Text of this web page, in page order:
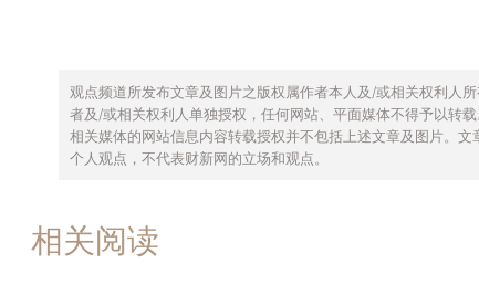
观点频道所发布文章及图片之版权属作者本人及/或相关权利人
者及/或相关权利人单独授权，任何网站、平面媒体不得予以转
相关媒体的网站信息内容转载授权并不包括上述文章及图片。文
个人观点，不代表财新网的立场和观点。
相关阅读